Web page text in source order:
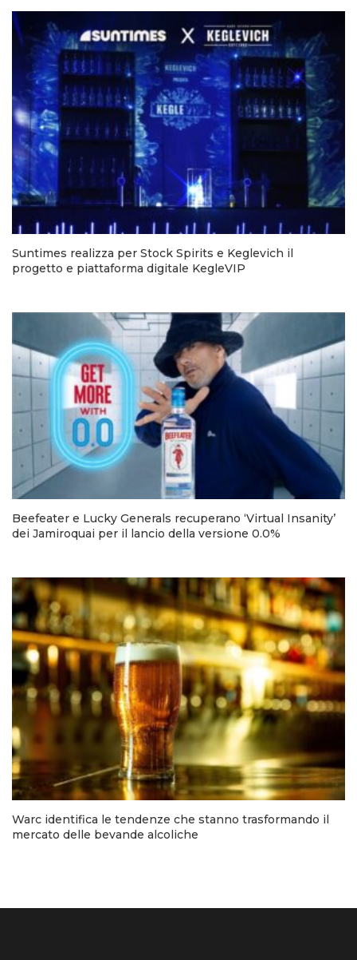
Suntimes realizza per Stock Spirits e Keglevich il
progetto e piattaforma digitale KegleVIP
Beefeater e Lucky Generals recuperano ‘Virtual Insanity’
dei Jamiroquai per il lancio della versione 0.0%
Warc identifica le tendenze che stanno trasformando il
mercato delle bevande alcoliche